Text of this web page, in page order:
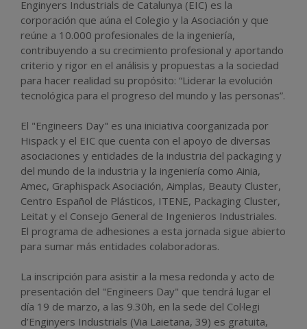
Enginyers Industrials de Catalunya (EIC) es la
corporación que aúna el Colegio y la Asociación y que
reúne a 10.000 profesionales de la ingeniería,
contribuyendo a su crecimiento profesional y aportando
criterio y rigor en el análisis y propuestas a la sociedad
para hacer realidad su propósito: “Liderar la evolución
tecnológica para el progreso del mundo y las personas”.
El "Engineers Day" es una iniciativa coorganizada por
Hispack y el EIC que cuenta con el apoyo de diversas
asociaciones y entidades de la industria del packaging y
del mundo de la industria y la ingeniería como Ainia,
Amec, Graphispack Asociación, Aimplas, Beauty Cluster,
Centro Español de Plásticos, ITENE, Packaging Cluster,
Leitat y el Consejo General de Ingenieros Industriales.
El programa de adhesiones a esta jornada sigue abierto
para sumar más entidades colaboradoras.
La inscripción para asistir a la mesa redonda y acto de
presentación del "Engineers Day" que tendrá lugar el
día 19 de marzo, a las 9.30h, en la sede del Col·legi
d’Enginyers Industrials (Via Laietana, 39) es gratuita,